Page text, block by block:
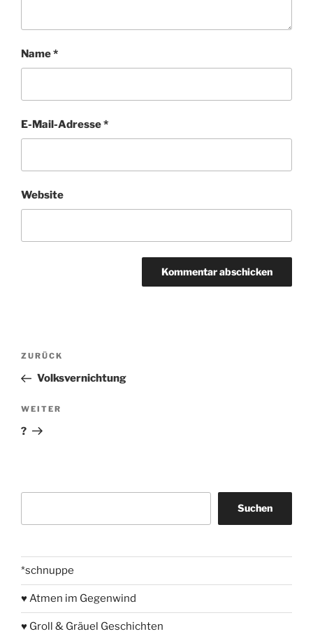
Name*
E-Mail-Adresse*
Website
Beitragsnavigation
Vorheriger
Beitrag
ZURÜCK
Volksvernichtung
Nächster
Beitrag
WEITER
?
Suchen
*schnuppe
♥ Atmen im Gegenwind
♥ Groll & Gräuel Geschichten